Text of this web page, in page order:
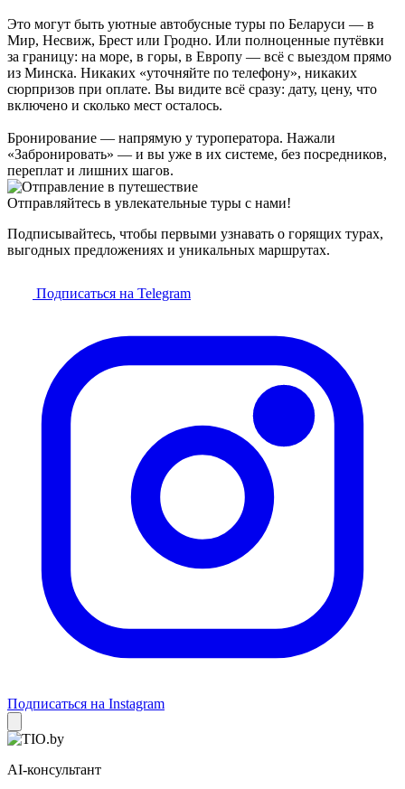
Это могут быть уютные автобусные туры по Беларуси — в
Мир, Несвиж, Брест или Гродно. Или полноценные путёвки
за границу: на море, в горы, в Европу — всё с выездом прямо
из Минска. Никаких «уточняйте по телефону», никаких
сюрпризов при оплате. Вы видите всё сразу: дату, цену, что
включено и сколько мест осталось.
Бронирование — напрямую у туроператора. Нажали
«Забронировать» — и вы уже в их системе, без посредников,
переплат и лишних шагов.
Отправляйтесь в увлекательные туры с нами!
Подписывайтесь, чтобы первыми узнавать о горящих турах,
выгодных предложениях и уникальных маршрутах.
Подписаться на Telegram
Подписаться на Instagram
AI-консультант